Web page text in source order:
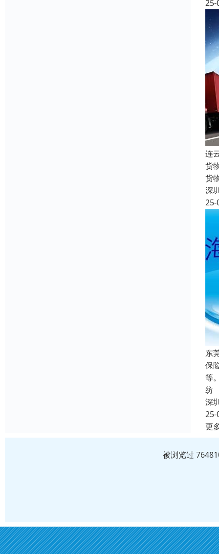
25-
连
货
货
深
25-
东
保
等
纺
深
25-
更
被浏览过